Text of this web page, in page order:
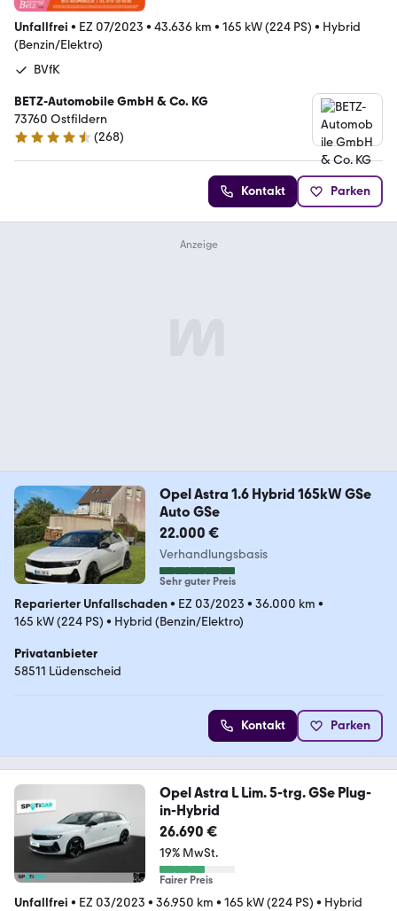
Unfallfrei • EZ 07/2023 • 43.636 km • 165 kW (224 PS) • Hybrid
(Benzin/Elektro)
BVfK
BETZ-Automobile GmbH & Co. KG
73760 Ostfildern
4.7 Sterne
(268)
Kontakt Parken
Opel Astra 1.6 Hybrid 165kW GSe
Auto GSe
22.000 €
Verhandlungsbasis
Sehr guter Preis
Reparierter Unfallschaden• EZ 03/2023 • 36.000 km •
165 kW (224 PS) • Hybrid (Benzin/Elektro)
Privatanbieter
58511 Lüdenscheid
Kontakt Parken
Opel Astra L Lim. 5-trg. GSe Plug-
in-Hybrid
26.690 €
19% MwSt.
Fairer Preis
Unfallfrei • EZ 03/2023 • 36.950 km • 165 kW (224 PS) • Hybrid